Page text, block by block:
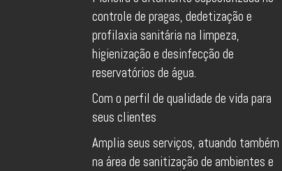
controle de pragas, dedetização e
profilaxia sanitária na limpeza,
higienização e desinfecção de
reservatórios de água.
Com o perfil de qualidade de vida para
seus clientes
Amplia seus serviços, atuando também
na área de sanitização de ambientes e